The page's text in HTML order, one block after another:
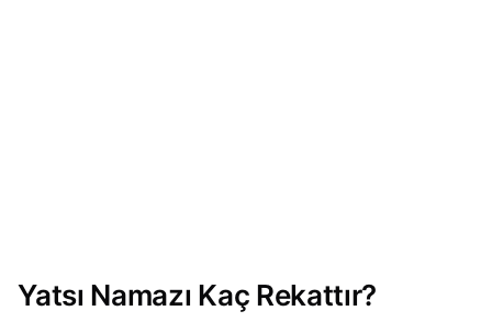
Yatsı Namazı Kaç Rekattır?